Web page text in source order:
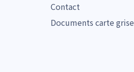
Contact
Documents carte grise